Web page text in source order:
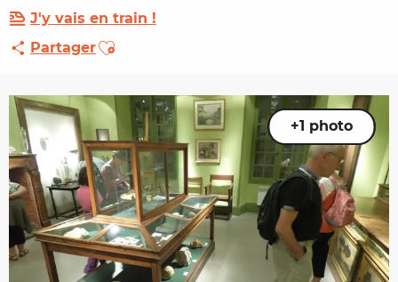
J'y vais en train !
PartagerAjouter aux favoris
+1 photo